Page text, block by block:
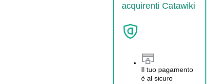
acquirenti Catawiki
Il tuo pagamento
è al sicuro